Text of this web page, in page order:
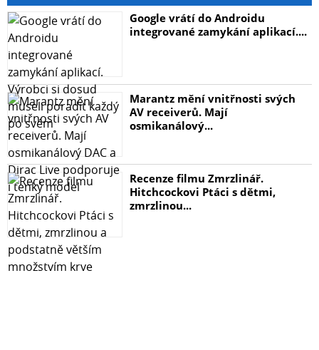
Google vrátí do Androidu
integrované zamykání aplikací....
Marantz mění vnitřnosti svých
AV receiverů. Mají
osmikanálový...
Recenze filmu Zmrzlinář.
Hitchcockovi Ptáci s dětmi,
zmrzlinou...